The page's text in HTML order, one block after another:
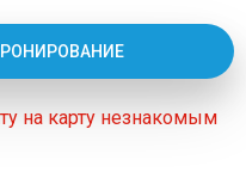
на карту незнакомым